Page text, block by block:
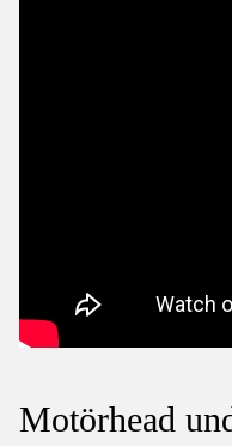
Motörhead